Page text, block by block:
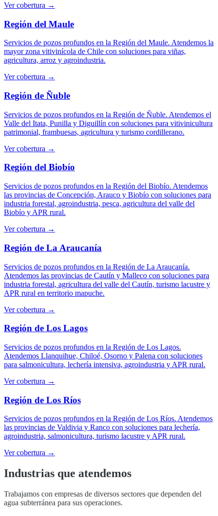
Ver cobertura →
Región del Maule
Servicios de pozos profundos en la Región del Maule. Atendemos la
mayor zona vitivinícola de Chile con soluciones para viñas,
agricultura, arroz y agroindustria.
Ver cobertura →
Región de Ñuble
Servicios de pozos profundos en la Región de Ñuble. Atendemos el
Valle del Itata, Punilla y Diguillín con soluciones para vitivinicultura
patrimonial, frambuesas, agricultura y turismo cordillerano.
Ver cobertura →
Región del Biobío
Servicios de pozos profundos en la Región del Biobío. Atendemos
las provincias de Concepción, Arauco y Biobío con soluciones para
industria forestal, agroindustria, pesca, agricultura del valle del
Biobío y APR rural.
Ver cobertura →
Región de La Araucanía
Servicios de pozos profundos en la Región de La Araucanía.
Atendemos las provincias de Cautín y Malleco con soluciones para
industria forestal, agricultura del valle del Cautín, turismo lacustre y
APR rural en territorio mapuche.
Ver cobertura →
Región de Los Lagos
Servicios de pozos profundos en la Región de Los Lagos.
Atendemos Llanquihue, Chiloé, Osorno y Palena con soluciones
para salmonicultura, lechería intensiva, agroindustria y APR rural.
Ver cobertura →
Región de Los Ríos
Servicios de pozos profundos en la Región de Los Ríos. Atendemos
las provincias de Valdivia y Ranco con soluciones para lechería,
agroindustria, salmonicultura, turismo lacustre y APR rural.
Ver cobertura →
Industrias que atendemos
Trabajamos con empresas de diversos sectores que dependen del
agua subterránea para sus operaciones.